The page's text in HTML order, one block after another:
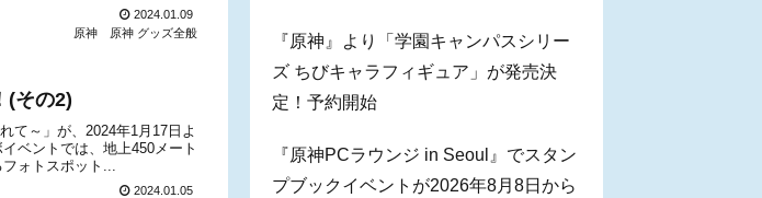
2024.01.09
原神
原神 グッズ全般
(その2)
て～」が、2024年1月17日よ
ベントでは、地上450メート
ォトスポット...
2024.01.05
『原神』より「学園キャンパスシリー
ズ ちびキャラフィギュア」が発売決
定！予約開始
『原神PCラウンジ in Seoul』でスタン
プブックイベントが2026年8月8日から